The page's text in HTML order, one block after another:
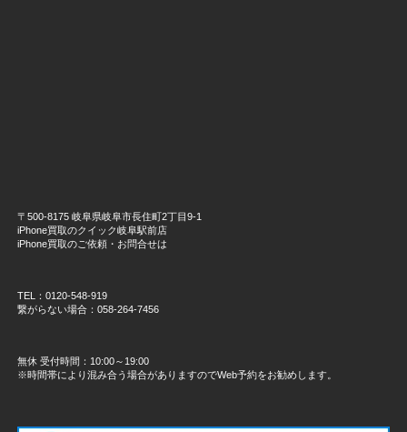
〒500-8175 岐阜県岐阜市長住町2丁目9-1
iPhone買取のクイック岐阜駅前店
iPhone買取のご依頼・お問合せは
TEL：0120-548-919
繋がらない場合：058-264-7456
無休 受付時間：10:00～19:00
※時間帯により混み合う場合がありますのでWeb予約をお勧めします。